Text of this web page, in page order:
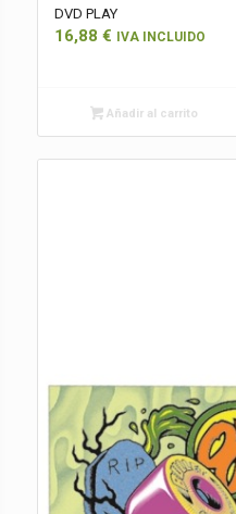
DVD PLAY
16,88 € IVA INCLUIDO
Añadir al carrito